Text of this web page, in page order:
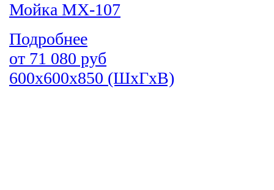
Мойка МХ-107
Подробнее
от 71 080 руб
600х600х850 (ШхГхВ)